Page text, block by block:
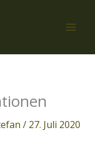
/ 27. Juli 2020